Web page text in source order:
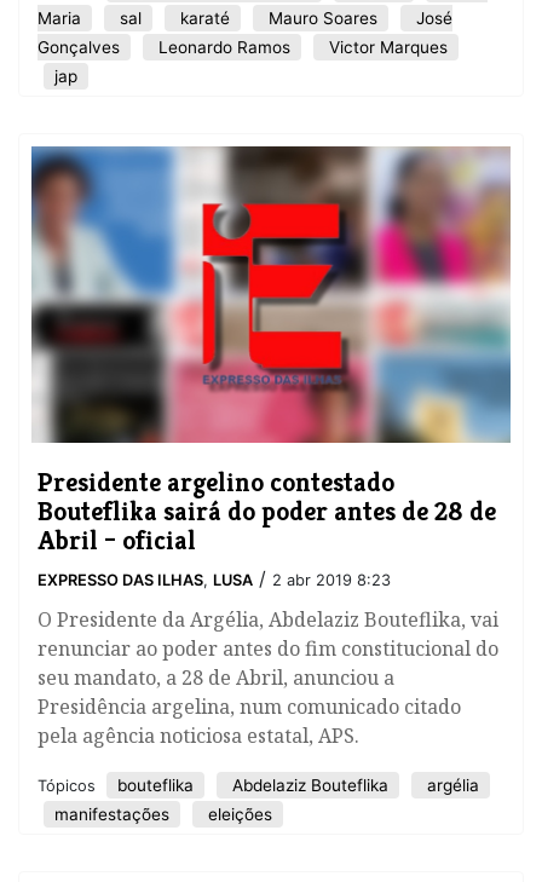
Maria
sal karaté Mauro Soares
José
Gonçalves
Leonardo Ramos
Victor Marques
jap
Presidente argelino contestado
Bouteflika sairá do poder antes de 28 de
Abril – oficial
EXPRESSO DAS ILHAS, LUSA / 2 abr 2019 8:23
​O Presidente da Argélia, Abdelaziz Bouteflika, vai
renunciar ao poder antes do fim constitucional do
seu mandato, a 28 de Abril, anunciou a
Presidência argelina, num comunicado citado
pela agência noticiosa estatal, APS.
Tópicos bouteflika Abdelaziz Bouteflika
argélia
manifestações
eleições